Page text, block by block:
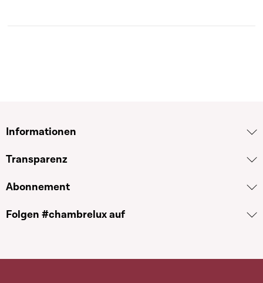
Informationen
Transparenz
Abonnement
Folgen #chambrelux auf